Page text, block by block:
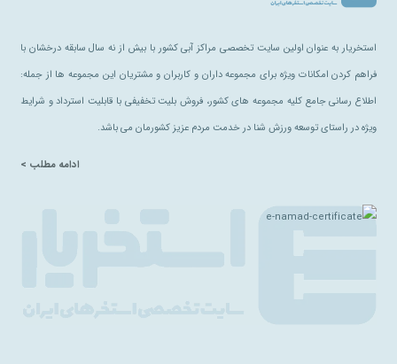
استخریار به عنوان اولین سایت تخصصی مراکز آبی کشور با بیش از نه سال سابقه درخشان با
فراهم کردن امکانات ویژه برای مجموعه داران و کاربران و مشتریان این مجموعه ها از جمله:
اطلاع رسانی جامع کلیه مجموعه های کشور، فروش بلیت تخفیفی با قابلیت استرداد و شرایط
ویژه در راستای توسعه ورزش شنا در خدمت مردم عزیز کشورمان می باشد.
ادامه مطلب >